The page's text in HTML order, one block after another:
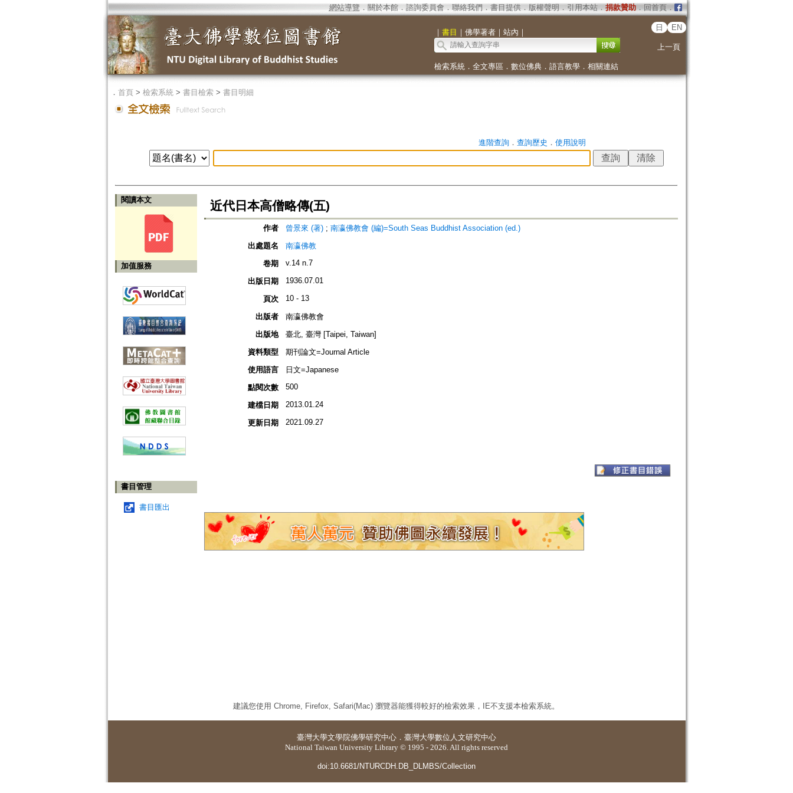
網站導覽 ． 關於本館． 諮詢委員會． 聯絡我們 ． 書目提供． 版權聲明 ． 引用本站． 捐款贊助．回首頁．
｜ 書目 ｜ 佛學著者｜ 站內 ｜
日 EN
上一頁
檢索系統． 全文專區 ． 數位佛典． 語言教學． 相關連結
． 首頁> 檢索系統> 書目檢索> 書目明細
進階查詢． 查詢歷史 ． 使用說明
閱讀本文
加值服務
書目管理
書目匯出
近代日本高僧略傳(五)
作者 曾景來 (著); 南瀛佛教會 (編)=South Seas Buddhist Association (ed.)
出處題名
南瀛佛教
卷期
v.14 n.7
出版日期 1936.07.01
頁次 10 - 13
出版者
南瀛佛教會
出版地
臺北, 臺灣 [Taipei, Taiwan]
資料類型
期刊論文=Journal Article
使用語言
日文=Japanese
點閱次數
500
建檔日期 2013.01.24
更新日期 2021.09.27
建議您使用 Chrome, Firefox, Safari(Mac) 瀏覽器能獲得較好的檢索效果，IE不支援本檢索系統。
臺灣大學文學院佛學研究中心 ． 臺灣大學數位人文研究中心
National Taiwan University Library © 1995 - 2026. All rights reserved
doi:10.6681/NTURCDH.DB_DLMBS/Collection